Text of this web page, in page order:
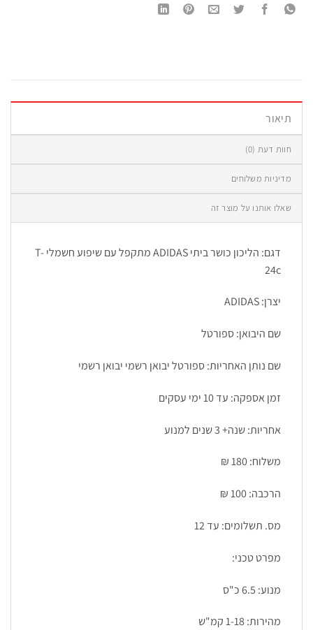
תיאור
חוות דעת (0)
מדיניות משלוחים
שאלו אותנו על מוצר זה
דגם: הליכון כושר ביתי ADIDAS מתקפל עם שיפוע חשמלי T-
24c
יצרן: ADIDAS
שם היבואן: ספורטל
שם נותן האחריות: ספורטל יבואן רשמי יבואן רשמי
זמן אספקה: עד 10 ימי עסקים
אחריות: שנה+ 3 שנים למנוע
משלוח: 180 ₪
הרכבה: 100 ₪
מס. תשלומים: עד 12
מפרט טכני:
מנוע: 6.5 כ"ס
מהירות: 1-18 קמ"ש